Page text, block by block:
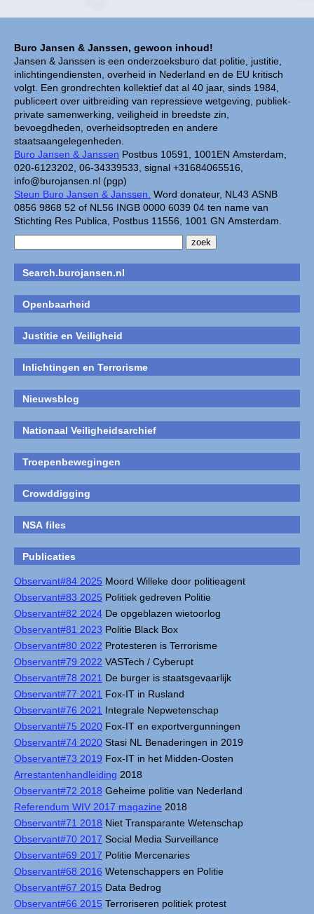
Buro Jansen & Janssen, gewoon inhoud!
Jansen & Janssen is een onderzoeksburo dat politie, justitie,
inlichtingendiensten, overheid in Nederland en de EU kritisch
volgt. Een grondrechten kollektief dat al 40 jaar, sinds 1984,
publiceert over uitbreiding van repressieve wetgeving, publiek-
private samenwerking, veiligheid in breedste zin,
bevoegdheden, overheidsoptreden en andere
staatsaangelegenheden.
Buro Jansen & Janssen Postbus 10591, 1001EN Amsterdam,
020-6123202, 06-34339533, signal +31684065516,
info@burojansen.nl (pgp)
Steun Buro Jansen & Janssen. Word donateur, NL43 ASNB
0856 9868 52 of NL56 INGB 0000 6039 04 ten name van
Stichting Res Publica, Postbus 11556, 1001 GN Amsterdam.
Search.burojansen.nl
Openbaarheid
Justitie en Veiligheid
Inlichtingen en Terrorisme
Nieuwsblog
Nationaal Veiligheidsarchief
Troepenbewegingen
Crowddigging
NSA files
Publicaties
Observant#84 2025 Moord Willeke door politieagent
Observant#83 2025 Politiek gedreven Politie
Observant#82 2024 De opgeblazen wietoorlog
Observant#81 2023 Politie Black Box
Observant#80 2022 Protesteren is Terrorisme
Observant#79 2022 VASTech / Cyberupt
Observant#78 2021 De burger is staatsgevaarlijk
Observant#77 2021 Fox-IT in Rusland
Observant#76 2021 Integrale Nepwetenschap
Observant#75 2020 Fox-IT en exportvergunningen
Observant#74 2020 Stasi NL Benaderingen in 2019
Observant#73 2019 Fox-IT in het Midden-Oosten
Arrestantenhandleiding 2018
Observant#72 2018 Geheime politie van Nederland
Referendum WIV 2017 magazine 2018
Observant#71 2018 Niet Transparante Wetenschap
Observant#70 2017 Social Media Surveillance
Observant#69 2017 Politie Mercenaries
Observant#68 2016 Wetenschappers en Politie
Observant#67 2015 Data Bedrog
Observant#66 2015 Terroriseren politiek protest